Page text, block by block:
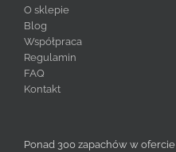
O sklepie
Blog
Współpraca
Regulamin
FAQ
Kontakt
Ponad 300 zapachów w ofercie